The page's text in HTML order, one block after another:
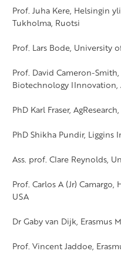
Prof. Juha Kere, Helsingin
Tukholma, Ruotsi
Prof. Lars Bode, University
Prof. David Cameron-
Biotechnology IInnovation,
PhD Karl Fraser,
PhD Shikha Pundir, Liggins
Ass. prof. Clare Reynolds,
Prof. Carlos A (Jr)
USA
Dr Gaby van Dijk, Erasmus
Prof. Vincent Jaddoe,